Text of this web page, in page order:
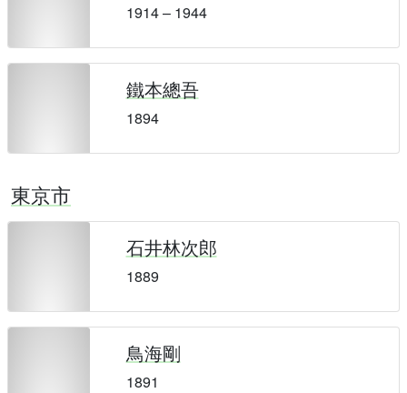
1914 – 1944
鐵本總吾
1894
東京市
石井林次郎
1889
鳥海剛
1891